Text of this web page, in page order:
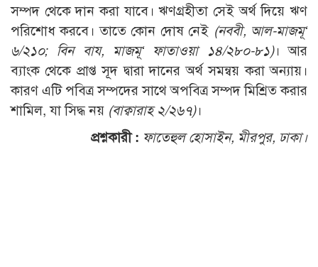
সম্পদ থেকে দান করা যাবে। ঋণগ্রহীতা সেই অর্থ দিয়ে ঋণ
পরিশোধ করবে। তাতে কোন দোষ নেই (নববী, আল-মাজমূ‘
৬/২১০; বিন বায, মাজমূ‘ ফাতাওয়া ১৪/২৮০-৮১)। আর
ব্যাংক থেকে প্রাপ্ত সূদ দ্বারা দানের অর্থ সমন্বয় করা অন্যায়।
কারণ এটি পবিত্র সম্পদের সাথে অপবিত্র সম্পদ মিশ্রিত করার
শামিল, যা সিদ্ধ নয় (বাক্বারাহ ২/২৬৭)।
প্রশ্নকারী : ফাতেহুল হোসাইন, মীরপুর, ঢাকা।